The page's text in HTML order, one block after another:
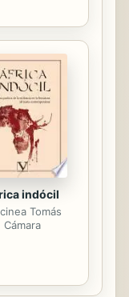
indócil
Tomás
Cámara